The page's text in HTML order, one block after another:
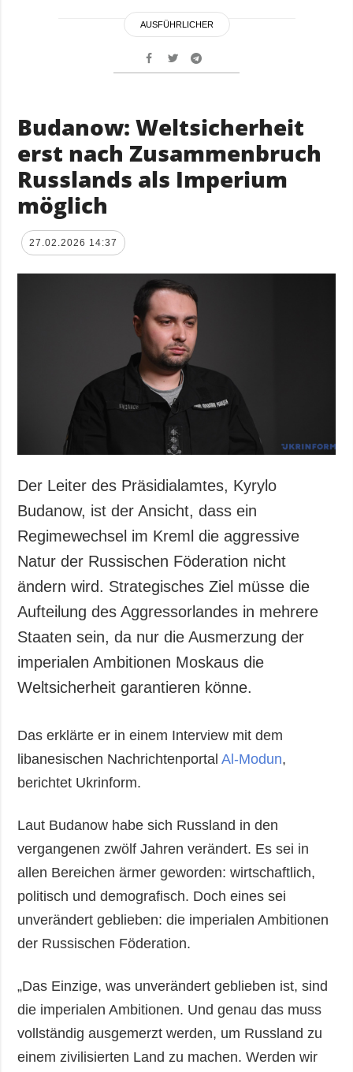
AUSFÜHRLICHER
Budanow: Weltsicherheit
erst nach Zusammenbruch
Russlands als Imperium
möglich
27.02.2026 14:37
Der Leiter des Präsidialamtes, Kyrylo
Budanow, ist der Ansicht, dass ein
Regimewechsel im Kreml die aggressive
Natur der Russischen Föderation nicht
ändern wird. Strategisches Ziel müsse die
Aufteilung des Aggressorlandes in mehrere
Staaten sein, da nur die Ausmerzung der
imperialen Ambitionen Moskaus die
Weltsicherheit garantieren könne.
Das erklärte er in einem Interview mit dem
libanesischen NachrichtenportalAl-Modun,
berichtet Ukrinform.
Laut Budanow habe sich Russland in den
vergangenen zwölf Jahren verändert. Es sei in
allen Bereichen ärmer geworden: wirtschaftlich,
politisch und demografisch. Doch eines sei
unverändert geblieben: die imperialen Ambitionen
der Russischen Föderation.
„Das Einzige, was unverändert geblieben ist, sind
die imperialen Ambitionen. Und genau das muss
vollständig ausgemerzt werden, um Russland zu
einem zivilisierten Land zu machen. Werden wir